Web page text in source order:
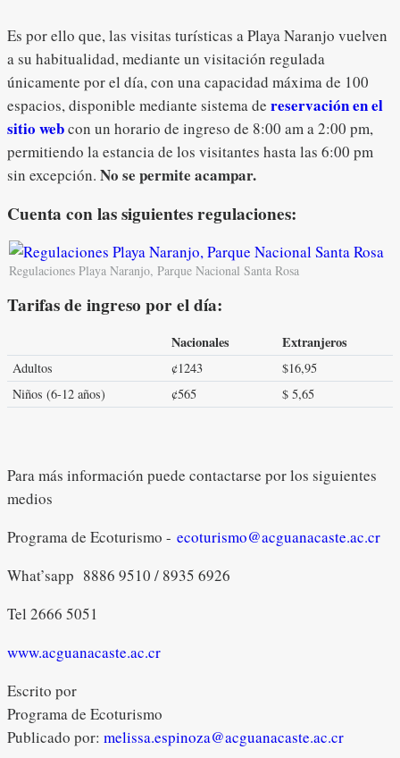
Es por ello que, las visitas turísticas a Playa Naranjo vuelven
a su habitualidad, mediante un visitación regulada
únicamente por el día, con una capacidad máxima de 100
espacios, disponible mediante sistema de reservación en el
sitio webcon un horario de ingreso de 8:00 am a 2:00 pm,
permitiendo la estancia de los visitantes hasta las 6:00 pm
sin excepción. No se permite acampar.
Cuenta con las siguientes regulaciones:
Regulaciones Playa Naranjo, Parque Nacional Santa Rosa
Tarifas de ingreso por el día:
Nacionales Extranjeros
Adultos ¢1243
$16,95
Niños (6-12 años)
¢565 $ 5,65
Para más información puede contactarse por los siguientes
medios
Programa de Ecoturismo - ecoturismo@acguanacaste.ac.cr
What’sapp 8886 9510 / 8935 6926
Tel 2666 5051
www.acguanacaste.ac.cr
Escrito por
Programa de Ecoturismo
Publicado por: melissa.espinoza@acguanacaste.ac.cr